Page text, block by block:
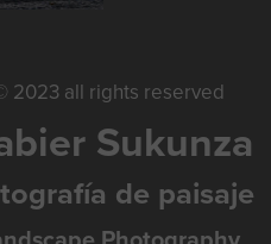
2023 all rights reserved
Sukunza
de paisaje